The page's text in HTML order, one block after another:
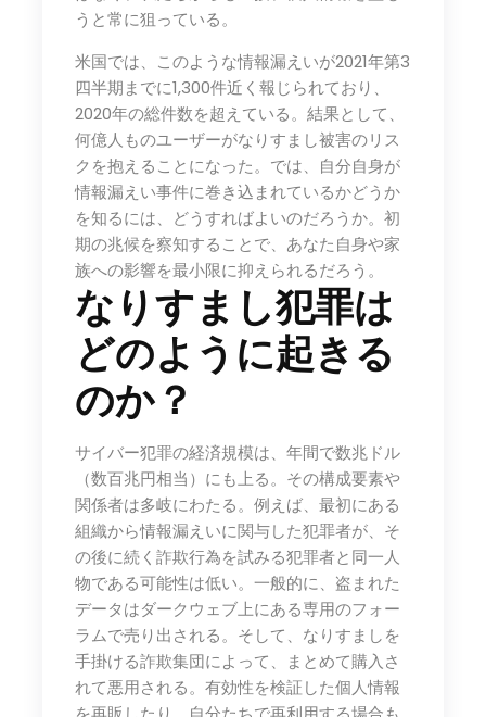
うと常に狙っている。
米国では、このような情報漏えいが2021年第3
四半期までに1,300件近く報じられており、
2020年の総件数を超えている。結果として、
何億人ものユーザーがなりすまし被害のリス
クを抱えることになった。では、自分自身が
情報漏えい事件に巻き込まれているかどうか
を知るには、どうすればよいのだろうか。初
期の兆候を察知することで、あなた自身や家
族への影響を最小限に抑えられるだろう。
なりすまし犯罪は
どのように起きる
のか？
サイバー犯罪の経済規模は、年間で数兆ドル
（数百兆円相当）にも上る。その構成要素や
関係者は多岐にわたる。例えば、最初にある
組織から情報漏えいに関与した犯罪者が、そ
の後に続く詐欺行為を試みる犯罪者と同一人
物である可能性は低い。一般的に、盗まれた
データはダークウェブ上にある専用のフォー
ラムで売り出される。そして、なりすましを
手掛ける詐欺集団によって、まとめて購入さ
れて悪用される。有効性を検証した個人情報